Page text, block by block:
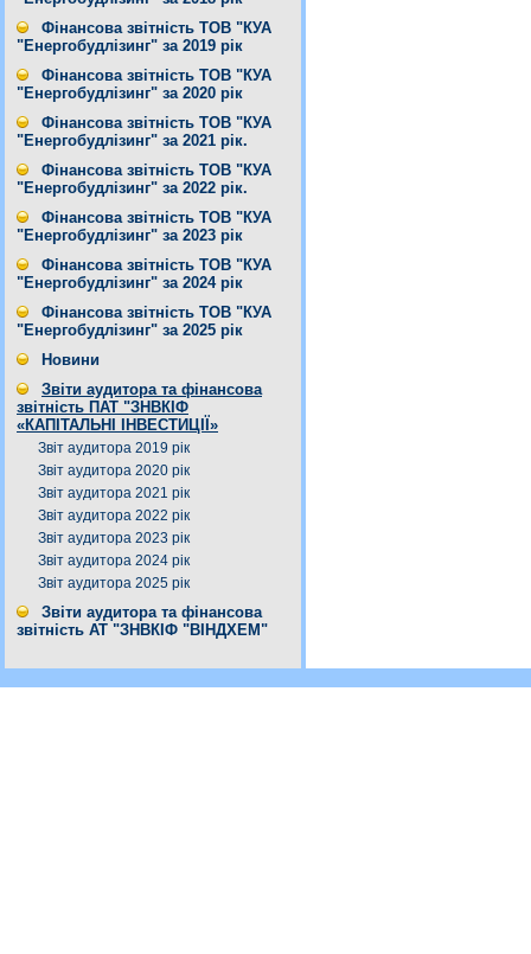
Фінансова звітність ТОВ "КУА
"Енергобудлізинг" за 2019 рік
Фінансова звітність ТОВ "КУА
"Енергобудлізинг" за 2020 рік
Фінансова звітність ТОВ "КУА
"Енергобудлізинг" за 2021 рік.
Фінансова звітність ТОВ "КУА
"Енергобудлізинг" за 2022 рік.
Фінансова звітність ТОВ "КУА
"Енергобудлізинг" за 2023 рік
Фінансова звітність ТОВ "КУА
"Енергобудлізинг" за 2024 рік
Фінансова звітність ТОВ "КУА
"Енергобудлізинг" за 2025 рік
Новини
Звіти аудитора та фінансова
звітність ПАТ "ЗНВКІФ
«КАПІТАЛЬНІ ІНВЕСТИЦІЇ»
Звіт аудитора 2019 рік
Звіт аудитора 2020 рік
Звіт аудитора 2021 рік
Звіт аудитора 2022 рік
Звіт аудитора 2023 рік
Звіт аудитора 2024 рік
Звіт аудитора 2025 рік
Звіти аудитора та фінансова
звітність АТ "ЗНВКІФ "ВІНДХЕМ"